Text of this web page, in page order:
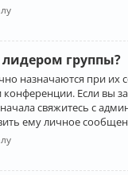
группы?
назначаются при их
Если вы
свяжитесь с
ему личное